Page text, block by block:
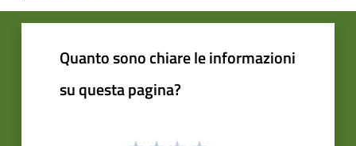
Quanto sono chiare le informazioni
su questa pagina?